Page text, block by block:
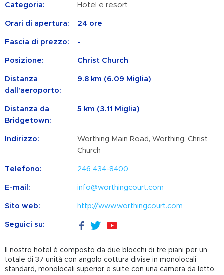
Categoria: Hotel e resort
Orari di apertura: 24 ore
Fascia di prezzo: -
Posizione: Christ Church
Distanza
dall'aeroporto:
9.8 km (6.09 Miglia)
Distanza da
Bridgetown:
5 km (3.11 Miglia)
Indirizzo:
Worthing Main Road, Worthing, Christ
Church
Telefono: 246 434-8400
E-mail: info@worthingcourt.com
Sito web: http://www.worthingcourt.com
Seguici su:
Il nostro hotel è composto da due blocchi di tre piani per un
totale di 37 unità con angolo cottura divise in monolocali
standard, monolocali superior e suite con una camera da letto.